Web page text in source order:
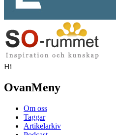
Hi
OvanMeny
Om oss
Taggar
Artikelarkiv